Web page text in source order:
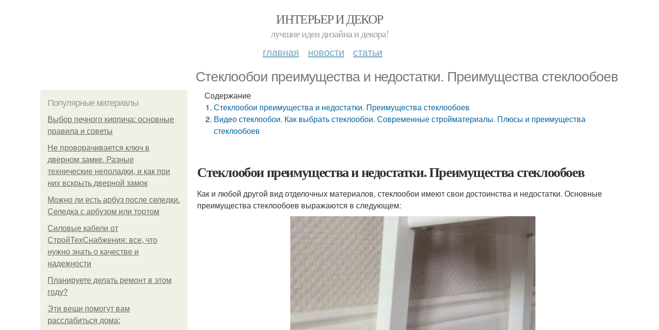
ИНТЕРЬЕР И ДЕКОР
лучшие идеи дизайна и декора!
главная новости статьи
Стеклообои преимущества и недостатки. Преимущества стеклообоев
Популярные материалы
Выбор печного кирпича: основные
правила и советы
Не проворачивается ключ в
дверном замке. Разные
технические неполадки, и как при
них вскрыть дверной замок
Можно ли есть арбуз после селедки.
Селедка с арбузом или тортом
Силовые кабели от
СтройТехСнабжения: все, что
нужно знать о качестве и
надежности
Планируете делать ремонт в этом
году?
Эти вещи помогут вам
расслабиться дома:
Содержание
Стеклообои преимущества и недостатки. Преимущества стеклообоев
Видео стеклообои. Как выбрать стеклообои. Современные стройматериалы. Плюсы и преимущества
стеклообоев
Стеклообои преимущества и недостатки. Преимущества стеклообоев
Как и любой другой вид отделочных материалов, стеклообои имеют свои достоинства и недостатки. Основные
преимущества стеклообоев выражаются в следующем: